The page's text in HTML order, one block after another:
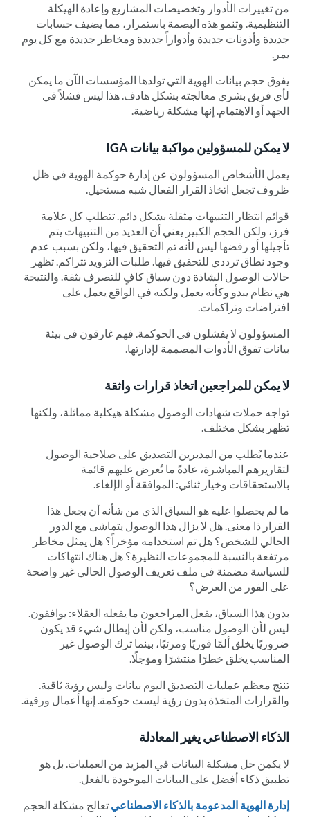
من تغييرات الأدوار وتخصيصات المشاريع وإعادة الهيكلة
التنظيمية. وتنمو هذه البصمة باستمرار، مما يضيف حسابات
جديدة وأذونات جديدة وأدواراً جديدة ومخاطر جديدة مع كل يوم
يمر.
يفوق حجم بيانات الهوية التي تولدها المؤسسات الآن ما يمكن
لأي فريق بشري معالجته بشكل هادف. هذا ليس فشلاً في
الجهد أو الاهتمام. إنها مشكلة رياضية.
لا يمكن للمسؤولين مواكبة بيانات IGA
يعمل الأشخاص المسؤولون عن إدارة حوكمة الهوية في ظل
ظروف تجعل اتخاذ القرار الفعال شبه مستحيل.
قوائم انتظار التنبيهات مثقلة بشكل دائم. تتطلب كل علامة
فرز، ولكن الحجم الكبير يعني أن العديد من التنبيهات يتم
تأجيلها أو رفضها ليس لأنه تم التحقيق فيها، ولكن بسبب عدم
وجود نطاق ترددي للتحقيق فيها. طلبات التزويد تتراكم. تظهر
حالات الوصول الشاذة دون سياق كافٍ للتصرف بثقة. والنتيجة
هي نظام يبدو وكأنه يعمل ولكنه في الواقع يعمل على
افتراضات وتراكمات.
المسؤولون لا يفشلون في الحوكمة. فهم غارقون في بيئة
بيانات تفوق الأدوات المصممة لإدارتها.
لا يمكن للمراجعين اتخاذ قرارات واثقة
تواجه حملات شهادات الوصول مشكلة هيكلية مماثلة، ولكنها
تظهر بشكل مختلف.
عندما يُطلب من المديرين التصديق على صلاحية الوصول
لتقاريرهم المباشرة، عادةً ما تُعرض عليهم قائمة
بالاستحقاقات وخيار ثنائي: الموافقة أو الإلغاء.
ما لم يحصلوا عليه هو السياق الذي من شأنه أن يجعل هذا
القرار ذا معنى. هل لا يزال هذا الوصول يتماشى مع الدور
الحالي للشخص؟ هل تم استخدامه مؤخراً؟ هل يمثل مخاطر
مرتفعة بالنسبة للمجموعات النظيرة؟ هل هناك انتهاكات
للسياسة مضمنة في ملف تعريف الوصول الحالي غير واضحة
على الفور من العرض؟
بدون هذا السياق، يفعل المراجعون ما يفعله العقلاء: يوافقون.
ليس لأن الوصول مناسب، ولكن لأن إبطال شيء قد يكون
ضروريًا يخلق ألمًا فوريًا ومرئيًا، بينما ترك الوصول غير
المناسب يخلق خطرًا منتشرًا ومؤجلًا.
تنتج معظم عمليات التصديق اليوم بيانات وليس رؤية ثاقبة.
والقرارات المتخذة بدون رؤية ليست حوكمة. إنها أعمال ورقية.
الذكاء الاصطناعي يغير المعادلة
لا يكمن حل مشكلة البيانات في المزيد من العمليات. بل هو
تطبيق ذكاء أفضل على البيانات الموجودة بالفعل.
إدارة الهوية المدعومة بالذكاء الاصطناعي تعالج مشكلة الحجم